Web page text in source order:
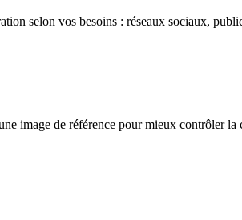
selon vos besoins : réseaux sociaux,
image de référence pour mieux contrôler